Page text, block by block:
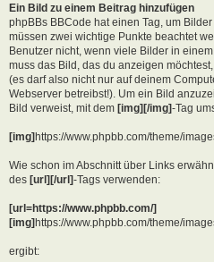
Ein Bild zu einem Beitrag hinzufügen
phpBBs BBCode hat einen Tag, um
müssen zwei wichtige Punkte beachtet
Benutzer nicht, wenn viele Bilder in
muss das Bild, das du anzeigen
(es darf also nicht nur auf deinem
Webserver betreibst!). Um ein Bild
Bild verweist, mit dem [img][/img]-Tag
[img]https://www.phpbb.com/theme/
Wie schon im Abschnitt über Links
des [url][/url]-Tags verwenden:
[url=https://www.phpbb.com/]
[img]https://www.phpbb.com/theme/
ergibt: